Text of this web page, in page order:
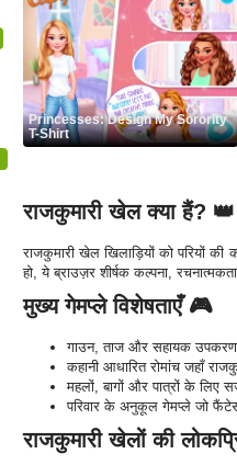
Princesses: Design My Sorority
T-Shirt
राजकुमारी खेल क्या हैं? 👑
राजकुमारी खेल खिलाड़ियों को परियों
हो, ये ब्राउज़र शीर्षक कल्पना,
मुख्य गेमप्ले विशेषताएँ 🎮
गाउन, ताज और सहायक उपकरण
कहानी आधारित रोमांच जहाँ
महलों, बागों और पात्रों के लिए
परिवार के अनुकूल गेमप्ले जो
राजकुमारी खेलों की